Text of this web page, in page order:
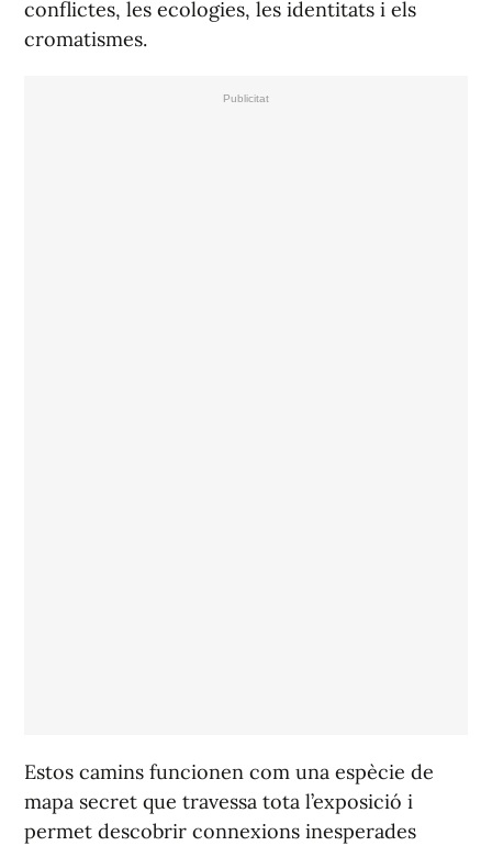
conflictes, les ecologies, les identitats i els
cromatismes.
Estos camins funcionen com una espècie de
mapa secret que travessa tota l’exposició i
permet descobrir connexions inesperades